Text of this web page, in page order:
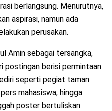
berlangsung. Menurutnya,
aspirasi, namun ada
perusakan.
Amin sebagai tersangka,
postingan berisi permintaan
seperti pegiat taman
mahasiswa, hingga
poster bertuliskan